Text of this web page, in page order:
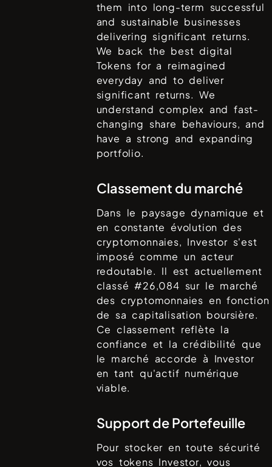
them into long-term successful
and sustainable businesses
delivering significant returns.
We back the best digital
Tokens for a reimagined
everyday and to deliver
significant returns. We
understand complex and fast-
changing share behaviours, and
have a strong and expanding
portfolio.
Classement du marché
Dans le paysage dynamique et
en constante évolution des
cryptomonnaies, Investors'est
imposé comme un acteur
redoutable. Il est actuellement
classé #26,084 sur le marché
des cryptomonnaies en fonction
de sa capitalisation boursière.
Ce classement reflète la
confiance et la crédibilité que
le marché accorde à Investor
en tant qu'actif numérique
viable.
Support de Portefeuille
Pour stocker en toute sécurité
vos tokens Investor, vous